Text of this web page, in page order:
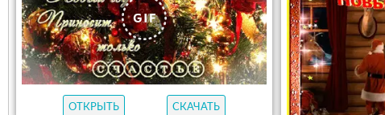
ОТКРЫТЬ СКАЧАТЬ